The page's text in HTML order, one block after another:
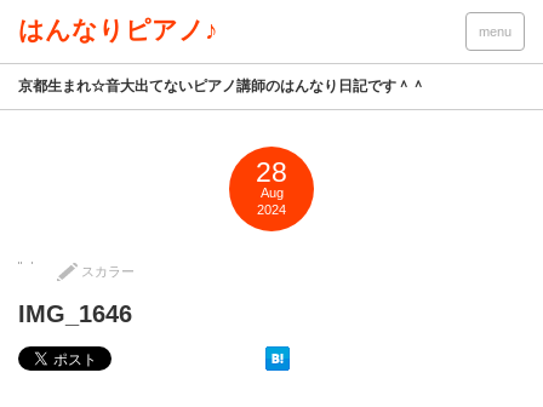
はんなりピアノ♪ menu
京都生まれ☆音大出てないピアノ講師のはんなり日記です＾＾
28
Aug
2024
スカラー
IMG_1646